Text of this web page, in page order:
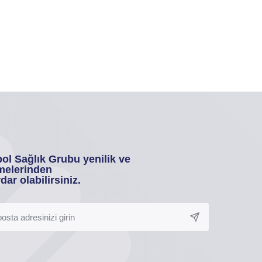
Sağlık Grubu yenilik ve
olabilirsiniz.